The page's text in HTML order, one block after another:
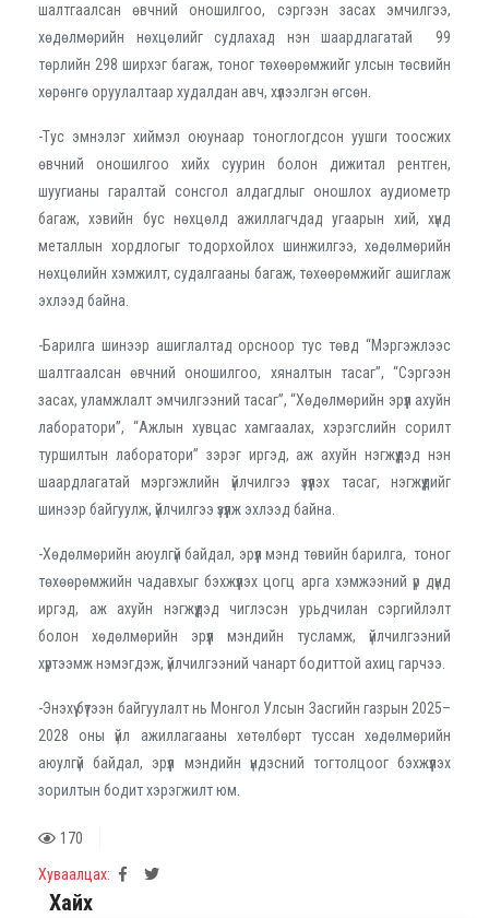
шалтгаалсан өвчний оношилгоо, сэргээн засах эмчилгээ,
хөдөлмөрийн нөхцөлийг судлахад нэн шаардлагатай 99
төрлийн 298 ширхэг багаж, тоног төхөөрөмжийг улсын төсвийн
хөрөнгө оруулалтаар худалдан авч, хүлээлгэн өгсөн.
-Тус эмнэлэг хиймэл оюунаар тоноглогдсон уушги тоосжих
өвчний оношилгоо хийх суурин болон дижитал рентген,
шуугианы гаралтай сонсгол алдагдлыг оношлох аудиометр
багаж, хэвийн бус нөхцөлд ажиллагчдад угаарын хий, хүнд
металлын хордлогыг тодорхойлох шинжилгээ, хөдөлмөрийн
нөхцөлийн хэмжилт, судалгааны багаж, төхөөрөмжийг ашиглаж
эхлээд байна.
-Барилга шинээр ашиглалтад орсноор тус төвд “Мэргэжлээс
шалтгаалсан өвчний оношилгоо, хяналтын тасаг”, “Сэргээн
засах, уламжлалт эмчилгээний тасаг”, “Хөдөлмөрийн эрүүл ахуйн
лаборатори”, “Ажлын хувцас хамгаалах, хэрэгслийн сорилт
туршилтын лаборатори” зэрэг иргэд, аж ахуйн нэгжүүдэд нэн
шаардлагатай мэргэжлийн үйлчилгээ үзүүлэх тасаг, нэгжүүдийг
шинээр байгуулж, үйлчилгээ үзүүлж эхлээд байна.
-Хөдөлмөрийн аюулгүй байдал, эрүүл мэнд төвийн барилга, тоног
төхөөрөмжийн чадавхыг бэхжүүлэх цогц арга хэмжээний үр дүнд
иргэд, аж ахуйн нэгжүүдэд чиглэсэн урьдчилан сэргийлэлт
болон хөдөлмөрийн эрүүл мэндийн тусламж, үйлчилгээний
хүртээмж нэмэгдэж, үйлчилгээний чанарт бодиттой ахиц гарчээ.
-Энэхүү бүтээн байгуулалт нь Монгол Улсын Засгийн газрын 2025–
2028 оны үйл ажиллагааны хөтөлбөрт туссан хөдөлмөрийн
аюулгүй байдал, эрүүл мэндийн үндэсний тогтолцоог бэхжүүлэх
зорилтын бодит хэрэгжилт юм.
170
Хуваалцах:
Хайх